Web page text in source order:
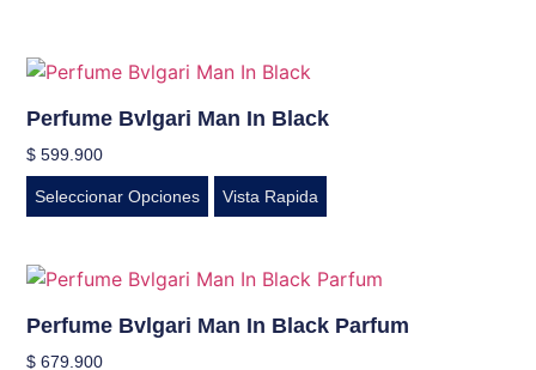
Perfume Bvlgari Man In Black
$ 599.900
Seleccionar Opciones Vista Rapida
Perfume Bvlgari Man In Black Parfum
$ 679.900